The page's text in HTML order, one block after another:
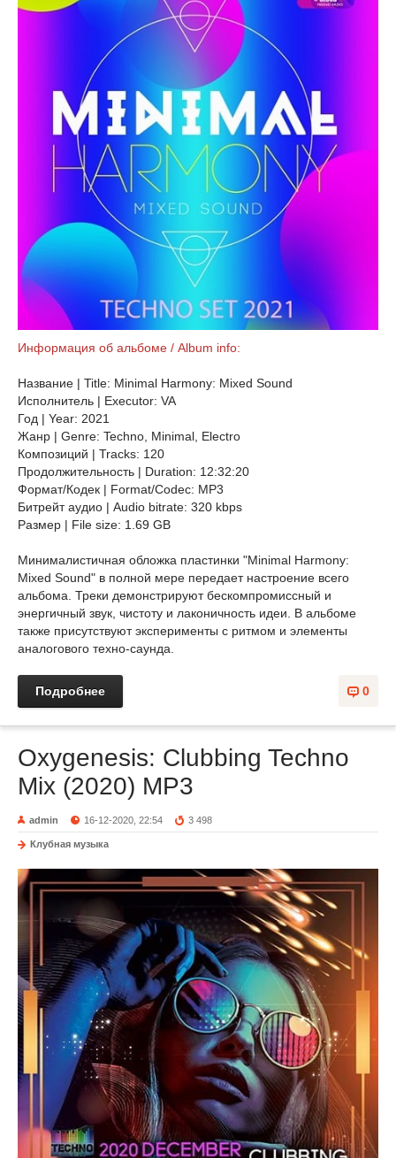
Информация об альбоме / Album info:
Название | Title: Minimal Harmony: Mixed Sound
Исполнитель | Executor: VA
Год | Year: 2021
Жанр | Genre: Techno, Minimal, Electro
Композиций | Tracks: 120
Продолжительность | Duration: 12:32:20
Формат/Кодек | Format/Codec: MP3
Битрейт аудио | Audio bitrate: 320 kbps
Размер | File size: 1.69 GB
Минималистичная обложка пластинки "Minimal Harmony:
Mixed Sound" в полной мере передает настроение всего
альбома. Треки демонстрируют бескомпромиссный и
энергичный звук, чистоту и лаконичность идеи. В альбоме
также присутствуют эксперименты с ритмом и элементы
аналогового техно-саунда.
0
Подробнее
Oxygenesis: Clubbing Techno
Mix (2020) MP3
admin 16-12-2020, 22:54 3 498
Клубная музыка